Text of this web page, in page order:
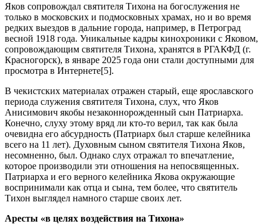
Яков сопровождал святителя Тихона на богослужения не
только в московских и подмосковных храмах, но и во время
редких выездов в дальние города, например, в Петроград
весной 1918 года. Уникальные кадры кинохроники с Яковом,
сопровождающим святителя Тихона, хранятся в РГАКФД (г.
Красногорск), в январе 2025 года они стали доступными для
просмотра в Интернете[5].
В чекистских материалах отражен старый, еще ярославского
периода служения святителя Тихона, слух, что Яков
Анисимович якобы незаконнорожденный сын Патриарха.
Конечно, слуху этому вряд ли кто-то верил, так как была
очевидна его абсурдность (Патриарх был старше келейника
всего на 11 лет). Духовным сыном святителя Тихона Яков,
несомненно, был. Однако слух отражал то впечатление,
которое производили эти отношения на непосвященных.
Патриарха и его верного келейника Якова окружающие
воспринимали как отца и сына, тем более, что святитель
Тихон выглядел намного старше своих лет.
Аресты «в целях воздействия на Тихона»